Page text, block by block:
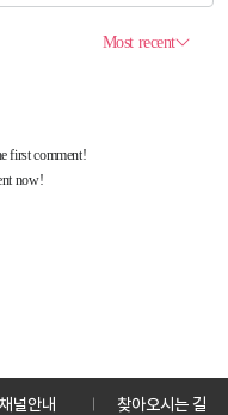
채널안내 찾아오시는 길